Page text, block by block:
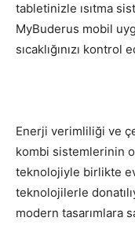
tabletinizle ısıtma
MyBuderus mobil
sıcaklığınızı
Enerji verimliliği ve
kombi sistemlerinin
teknolojiyle birlikte ev
teknolojilerle
modern tasarımlara